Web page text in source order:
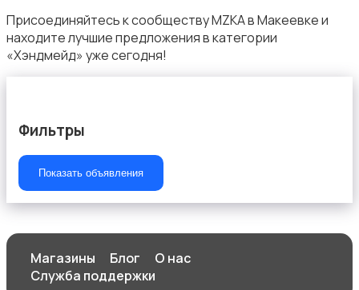
Присоединяйтесь к сообществу MZKA в Макеевке и
находите лучшие предложения в категории
«Хэндмейд» уже сегодня!
Фильтры
Показать объявления
Магазины Блог
О нас
Служба поддержки